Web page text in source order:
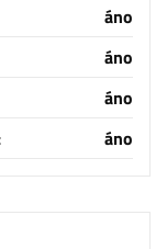
áno
áno
áno
áno